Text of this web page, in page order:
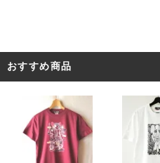
おすすめ商品